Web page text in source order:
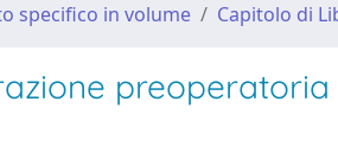
specifico in volume Capitolo di
preoperatoria